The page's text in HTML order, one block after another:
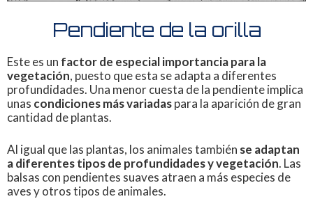
Pendiente de la orilla
Este es un factor de especial importancia para la
vegetación, puesto que esta se adapta a diferentes
profundidades. Una menor cuesta de la pendiente implica
unas condiciones más variadaspara la aparición de gran
cantidad de plantas.
Al igual que las plantas, los animales también se adaptan
a diferentes tipos de profundidades y vegetación. Las
balsas con pendientes suaves atraen a más especies de
aves y otros tipos de animales.